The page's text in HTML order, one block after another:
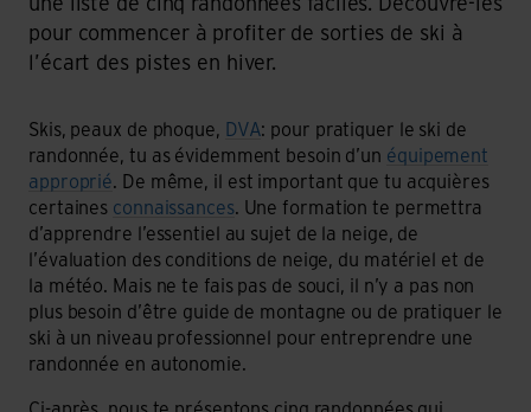
une liste de cinq randonnées faciles. Découvre-les
pour commencer à profiter de sorties de ski à
l’écart des pistes en hiver.
Skis, peaux de phoque, DVA: pour pratiquer le ski de
randonnée, tu as évidemment besoin d’un équipement
approprié. De même, il est important que tu acquières
certaines connaissances. Une formation te permettra
d’apprendre l’essentiel au sujet de la neige, de
l’évaluation des conditions de neige, du matériel et de
la météo. Mais ne te fais pas de souci, il n’y a pas non
plus besoin d’être guide de montagne ou de pratiquer le
ski à un niveau professionnel pour entreprendre une
randonnée en autonomie.